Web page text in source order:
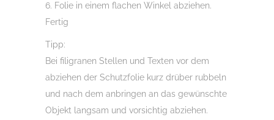
6. Folie in einem flachen Winkel abziehen.
Fertig
Tipp:
Bei filigranen Stellen und Texten vor dem
abziehen der Schutzfolie kurz drüber rubbeln
und nach dem anbringen an das gewünschte
Objekt langsam und vorsichtig abziehen.